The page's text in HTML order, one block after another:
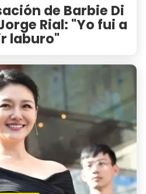
de Barbie Di
Rial: "Yo fui a
laburo"